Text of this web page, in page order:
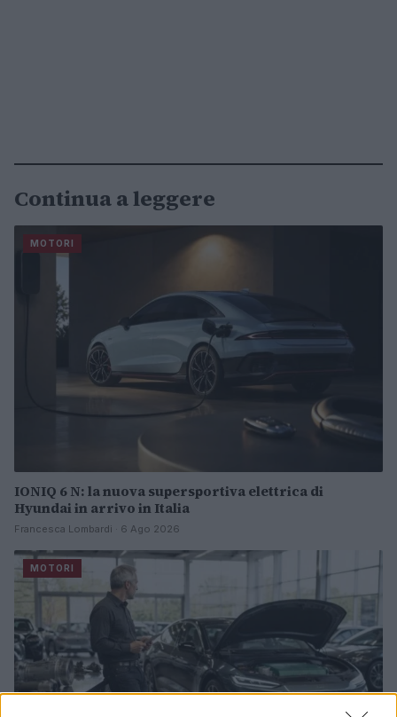
Continua a leggere
MOTORI
IONIQ 6 N: la nuova supersportiva elettrica di
Hyundai in arrivo in Italia
Francesca Lombardi · 6 Ago 2026
MOTORI